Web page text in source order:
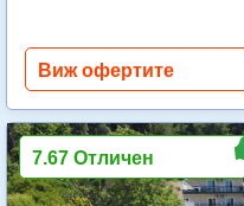
Виж офертите
7.67 Отличен